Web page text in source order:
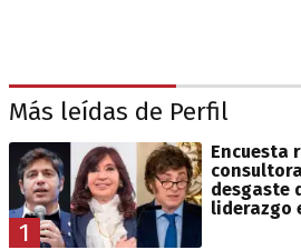
Más leídas de Perfil
1
Encuesta
desgaste
liderazgo